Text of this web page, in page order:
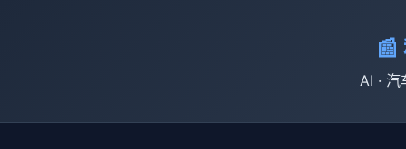
📰
AI ·